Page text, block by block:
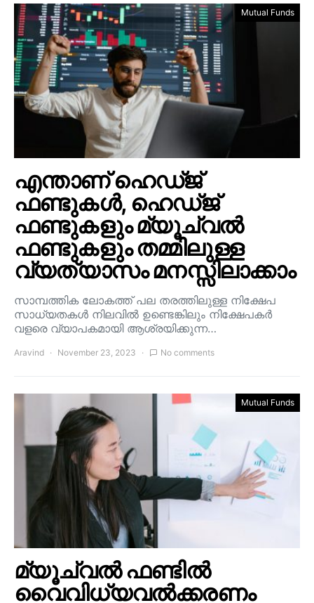
Mutual Funds
എന്താണ് ഹെഡ്ജ്
ഫണ്ടുകൾ, ഹെഡ്ജ്
ഫണ്ടുകളും മ്യൂച്വൽ
ഫണ്ടുകളും തമ്മിലുള്ള
വ്യത്യാസം മനസ്സിലാക്കാം
സാമ്പത്തിക ലോകത്ത് പല തരത്തിലുള്ള നിക്ഷേപ
സാധ്യതകൾ നിലവിൽ ഉണ്ടെങ്കിലും നിക്ഷേപകർ
വളരെ വ്യാപകമായി ആശ്രയിക്കുന്ന…
Aravind November 23, 2023 No comments
Mutual Funds
മ്യൂച്വൽ ഫണ്ടിൽ
വൈവിധ്യവൽക്കരണം